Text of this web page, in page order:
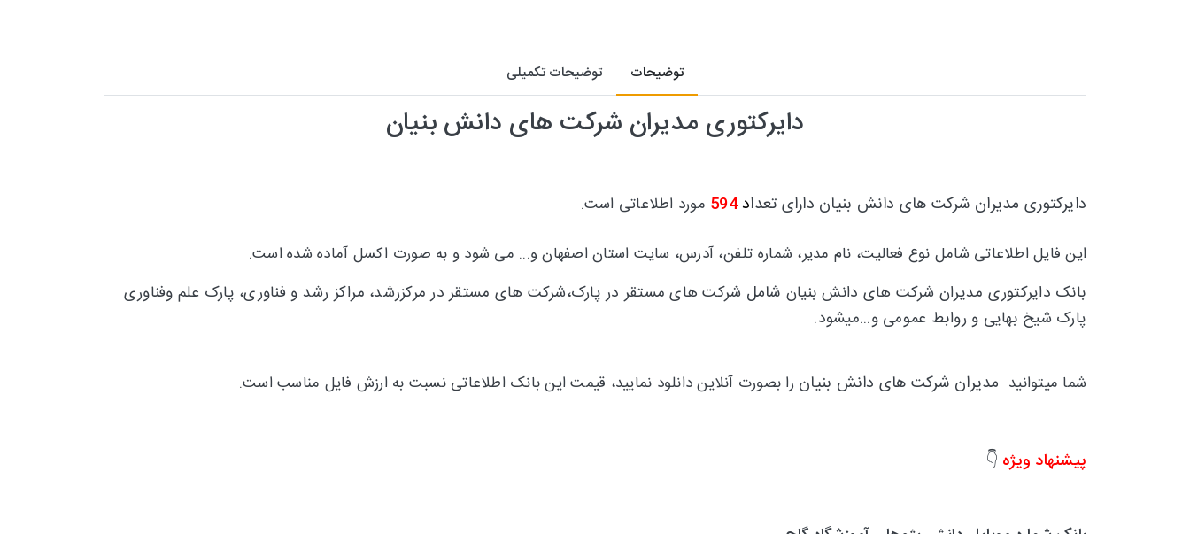
توضیحات توضیحات تکمیلی
دایرکتوری مدیران شرکت های دانش بنیان
دایرکتوری مدیران شرکت های دانش بنیان دارای تعداد 594
مورد اطلاعاتی است.
این فایل اطلاعاتی شامل نوع فعالیت، نام مدیر، شماره تلفن، آدرس، سایت استان اصفهان و... می شود و به صورت اکسل آماده شده است.
بانک دایرکتوری مدیران شرکت های دانش بنیان شامل شرکت های مستقر در پارک،شرکت های مستقر در مرکزرشد، مراکز رشد و فناوری، پارک علم وفناوری
پارک شیخ بهایی و روابط عمومی و...میشود.
شما میتوانید مدیران شرکت های دانش بنیان را بصورت آنلاین دانلود نمایید، قیمت این بانک اطلاعاتی نسبت به ارزش فایل مناسب است.
پیشنهاد ویژه 👇